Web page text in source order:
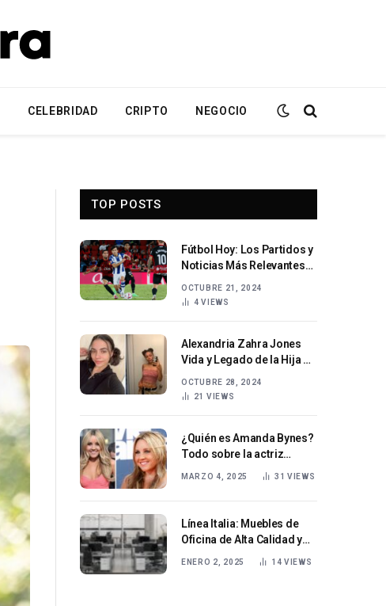
CELEBRIDAD CRIPTO NEGOCIO
TOP POSTS
Fútbol Hoy: Los Partidos y
Noticias Más Relevantes
OCTUBRE 21, 2024
4VIEWS
Alexandria Zahra Jones
Vida y Legado de la Hija de
OCTUBRE 28, 2024
21 VIEWS
¿Quién es Amanda Bynes?
Todo sobre la actriz
estadounidense Amanda
MARZO 4, 2025 31 VIEWS
Línea Italia: Muebles de
Oficina de Alta Calidad y
Diseño Exclusivo
ENERO 2, 2025 14 VIEWS